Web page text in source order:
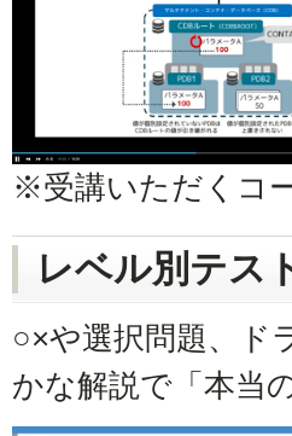
※受講いただくコ
レベル別テス
○×や選択問題、ド
かな解説で「本当